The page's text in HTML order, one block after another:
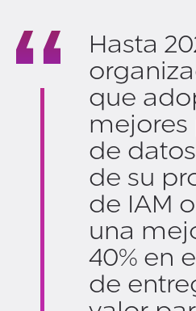
Hasta
que
mejores
de
de su
de IAM
una
40% en
de